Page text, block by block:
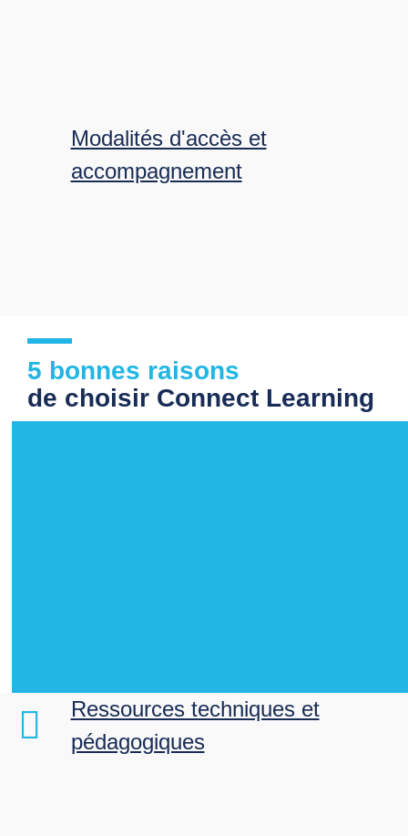
Modalités d'accès et
accompagnement
5 bonnes raisons
de choisir Connect Learning
Ressources techniques et
pédagogiques